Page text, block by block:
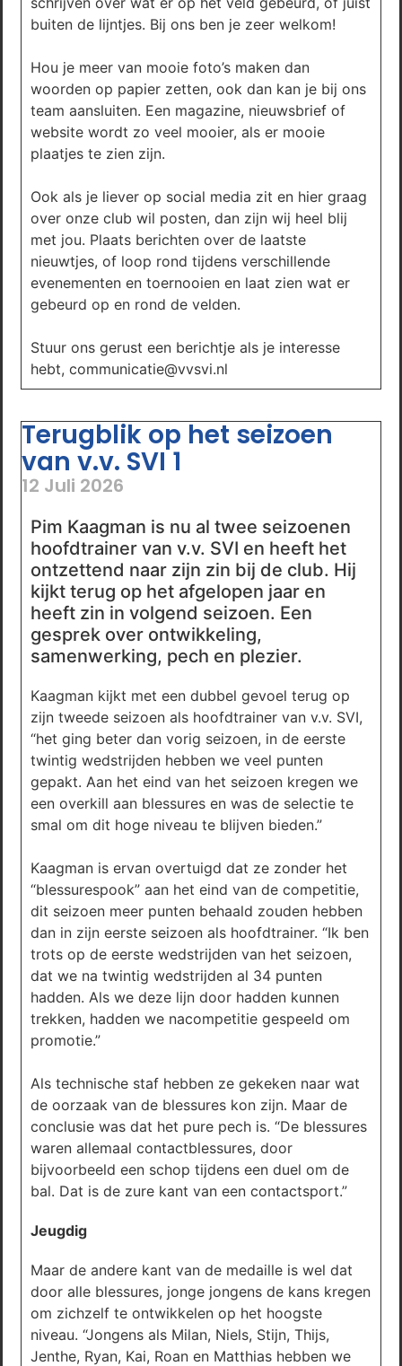
buiten de lijntjes. Bij ons ben je zeer welkom!
Hou je meer van mooie foto’s maken dan
woorden op papier zetten, ook dan kan je bij ons
team aansluiten. Een magazine, nieuwsbrief of
website wordt zo veel mooier, als er mooie
plaatjes te zien zijn.
Ook als je liever op social media zit en hier graag
over onze club wil posten, dan zijn wij heel blij
met jou. Plaats berichten over de laatste
nieuwtjes, of loop rond tijdens verschillende
evenementen en toernooien en laat zien wat er
gebeurd op en rond de velden.
Stuur ons gerust een berichtje als je interesse
hebt, communicatie@vvsvi.nl
Terugblik op het seizoen
van v.v. SVI 1
12 Juli 2026
Pim Kaagman is nu al twee seizoenen
hoofdtrainer van v.v. SVI en heeft het
ontzettend naar zijn zin bij de club. Hij
kijkt terug op het afgelopen jaar en
heeft zin in volgend seizoen. Een
gesprek over ontwikkeling,
samenwerking, pech en plezier.
Kaagman kijkt met een dubbel gevoel terug op
zijn tweede seizoen als hoofdtrainer van v.v. SVI,
“het ging beter dan vorig seizoen, in de eerste
twintig wedstrijden hebben we veel punten
gepakt. Aan het eind van het seizoen kregen we
een overkill aan blessures en was de selectie te
smal om dit hoge niveau te blijven bieden.”
Kaagman is ervan overtuigd dat ze zonder het
“blessurespook” aan het eind van de competitie,
dit seizoen meer punten behaald zouden hebben
dan in zijn eerste seizoen als hoofdtrainer. “Ik ben
trots op de eerste wedstrijden van het seizoen,
dat we na twintig wedstrijden al 34 punten
hadden. Als we deze lijn door hadden kunnen
trekken, hadden we nacompetitie gespeeld om
promotie.”
Als technische staf hebben ze gekeken naar wat
de oorzaak van de blessures kon zijn. Maar de
conclusie was dat het pure pech is. “De blessures
waren allemaal contactblessures, door
bijvoorbeeld een schop tijdens een duel om de
bal. Dat is de zure kant van een contactsport.”
Jeugdig
Maar de andere kant van de medaille is wel dat
door alle blessures, jonge jongens de kans kregen
om zichzelf te ontwikkelen op het hoogste
niveau. “Jongens als Milan, Niels, Stijn, Thijs,
Jenthe, Ryan, Kai, Roan en Matthias hebben we